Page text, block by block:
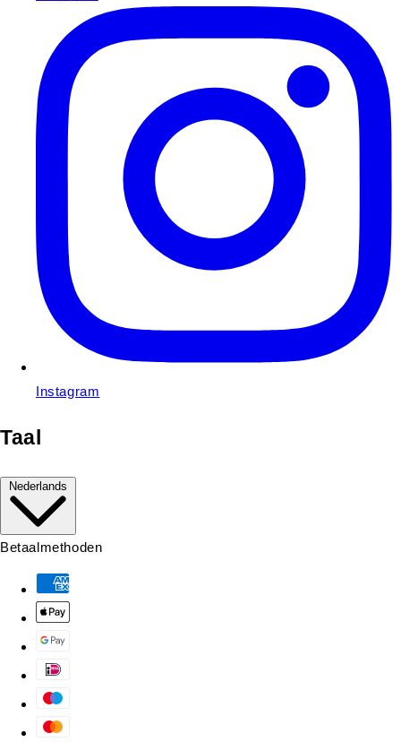
Instagram
Taal
Nederlands
Betaalmethoden